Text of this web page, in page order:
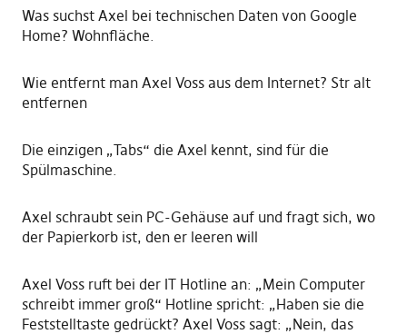
Was suchst Axel bei technischen Daten von Google
Home? Wohnfläche.
Wie entfernt man Axel Voss aus dem Internet? Str alt
entfernen
Die einzigen „Tabs“ die Axel kennt, sind für die
Spülmaschine.
Axel schraubt sein PC-Gehäuse auf und fragt sich, wo
der Papierkorb ist, den er leeren will
Axel Voss ruft bei der IT Hotline an: „Mein Computer
schreibt immer groß“ Hotline spricht: „Haben sie die
Feststelltaste gedrückt? Axel Voss sagt: „Nein, das